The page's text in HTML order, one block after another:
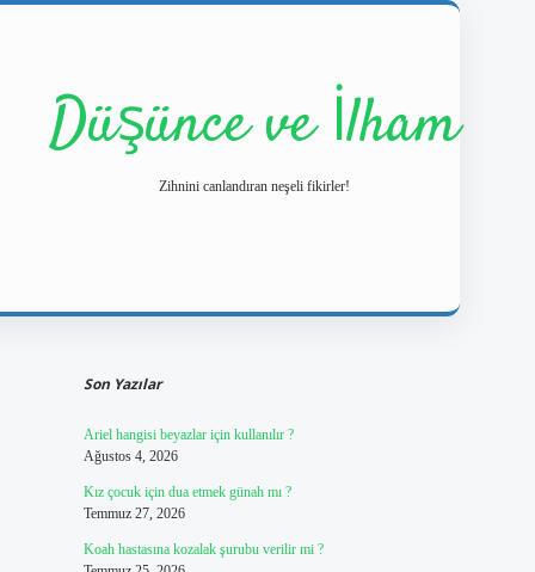
Düşünce ve İlham
Zihnini canlandıran neşeli fikirler!
Son Yazılar
Ariel hangisi beyazlar için kullanılır ?
Ağustos 4, 2026
Kız çocuk için dua etmek günah mı ?
Temmuz 27, 2026
Koah hastasına kozalak şurubu verilir mi ?